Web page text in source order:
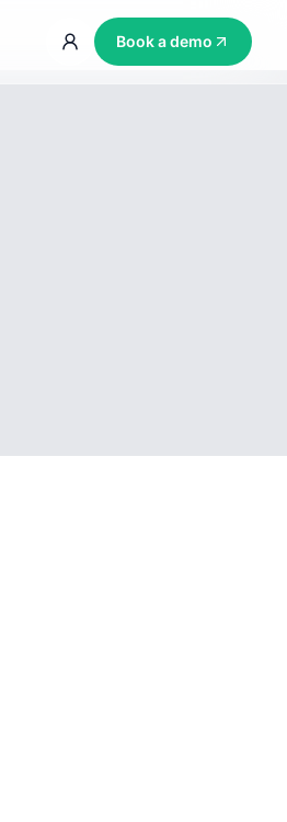
Book a demo